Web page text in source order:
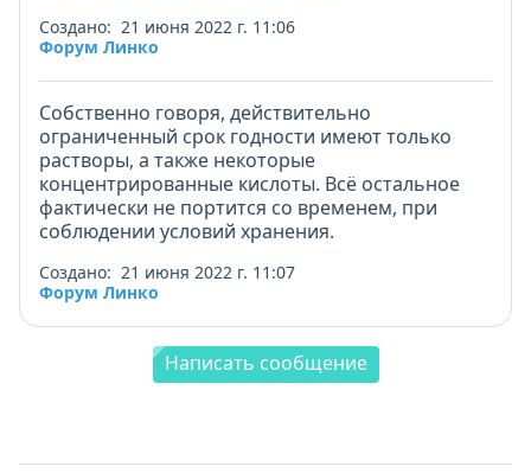
Создано: 21 июня 2022 г. 11:06
Форум Линко
Собственно говоря, действительно
ограниченный срок годности имеют только
растворы, а также некоторые
концентрированные кислоты. Всё остальное
фактически не портится со временем, при
соблюдении условий хранения.
Создано: 21 июня 2022 г. 11:07
Форум Линко
Написать сообщение